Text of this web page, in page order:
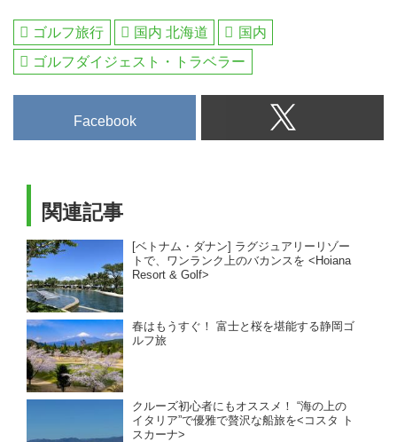
ゴルフ旅行 国内 北海道
国内
ゴルフダイジェスト・トラベラー
Facebook
関連記事
[ベトナム・ダナン] ラグジュアリーリゾー
トで、ワンランク上のバカンスを <Hoiana
Resort & Golf>
春はもうすぐ！ 富士と桜を堪能する静岡ゴ
ルフ旅
クルーズ初心者にもオススメ！ “海の上の
イタリア”で優雅で贅沢な船旅を<コスタ ト
スカーナ>